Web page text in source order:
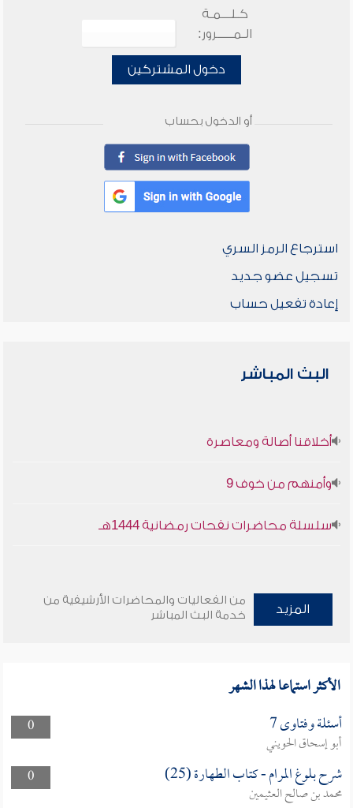
كـلـــمـة
الـمـــــرور:
دخول المشتركين
أو الدخول بحساب
استرجاع الرمز السري
تسجيل عضو جديد
إعادة تفعيل حساب
البث المباشر
أخلاقنا أصالة ومعاصرة
وأمنهم من خوف 9
سلسلة محاضرات نفحات رمضانية 1444هـ
المزيد
من الفعاليات والمحاضرات الأرشيفية من
خدمة البث المباشر
الأكثر استماعا لهذا الشهر
0 أسئلة وفتاوى 7
أبو إسحاق الحويني
0
شرح بلوغ المرام - كتاب الطهارة (25)
محمد بن صالح العثيمين